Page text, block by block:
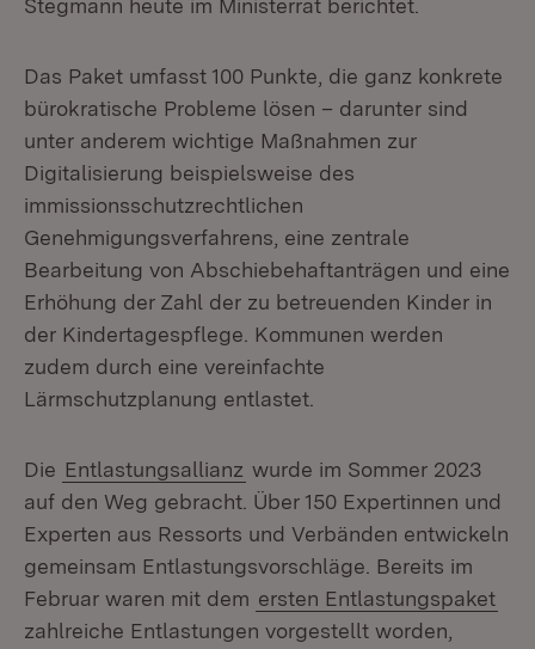
Stegmann heute im Ministerrat berichtet.
Das Paket umfasst 100 Punkte, die ganz konkrete
bürokratische Probleme lösen – darunter sind
unter anderem wichtige Maßnahmen zur
Digitalisierung beispielsweise des
immissionsschutzrechtlichen
Genehmigungsverfahrens, eine zentrale
Bearbeitung von Abschiebehaftanträgen und eine
Erhöhung der Zahl der zu betreuenden Kinder in
der Kindertagespflege. Kommunen werden
zudem durch eine vereinfachte
Lärmschutzplanung entlastet.
Die Entlastungsallianz wurde im Sommer 2023
auf den Weg gebracht. Über 150 Expertinnen und
Experten aus Ressorts und Verbänden entwickeln
gemeinsam Entlastungsvorschläge. Bereits im
Februar waren mit dem ersten Entlastungspaket
zahlreiche Entlastungen vorgestellt worden,